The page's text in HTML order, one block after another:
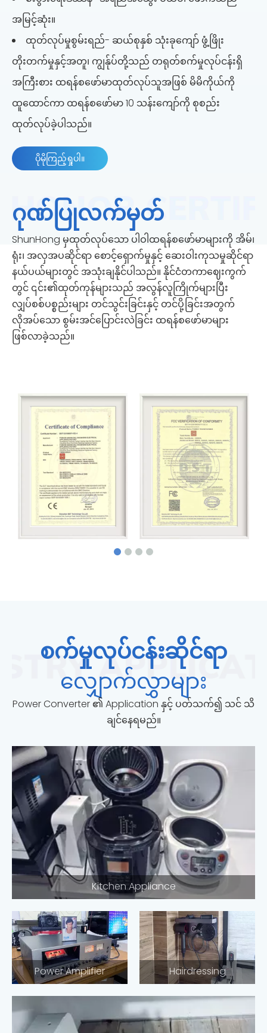
အမြင့်ဆုံး။
ထုတ်လုပ်မှုစွမ်းရည်- ဆယ်စုနှစ် သုံးခုကျော် ဖွံ့ဖြိုး
တိုးတက်မှုနှင့်အတူ၊ ကျွန်ုပ်တို့သည် တရုတ်စက်မှုလုပ်ငန်းရှိ
အကြီးစား ထရန်စဖော်မာထုတ်လုပ်သူအဖြစ် မိမိကိုယ်ကို
ထူထောင်ကာ ထရန်စဖော်မာ 10 သန်းကျော်ကို စုစည်း
ထုတ်လုပ်ခဲ့ပါသည်။
ပိုမိုကြည့်ရှုပါ။
ဂုဏ်ပြုလက်မှတ်
ShunHong မှထုတ်လုပ်သော ပါဝါထရန်စဖော်မာများကို အိမ်၊
ရုံး၊ အလှအပဆိုင်ရာ စောင့်ရှောက်မှုနှင့် ဆေးဝါးကုသမှုဆိုင်ရာ
နယ်ပယ်များတွင် အသုံးချနိုင်ပါသည်။ နိုင်ငံတကာဈေးကွက်
တွင် ၎င်း၏ထုတ်ကုန်များသည် အလွန်လူကြိုက်များပြီး
လျှပ်စစ်ပစ္စည်းများ တင်သွင်းခြင်းနှင့် တင်ပို့ခြင်းအတွက်
လိုအပ်သော စွမ်းအင်ပြောင်းလဲခြင်း ထရန်စဖော်မာများ
ဖြစ်လာခဲ့သည်။
စက်မှုလုပ်ငန်းဆိုင်ရာ
လျှောက်လွှာများ
Power Converter ၏ Application နှင့် ပတ်သက်၍ သင် သိ
ချင်နေရမည်။
Kitchen Appliance
Power Amplifier Hairdressing